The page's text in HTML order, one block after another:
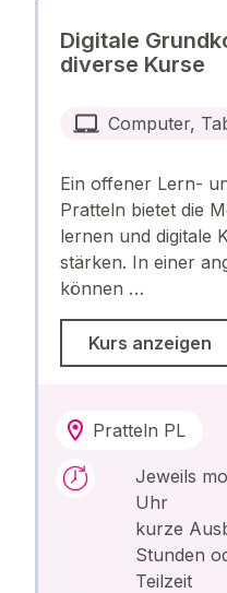
Digitale
diverse Kurse
Computer,
Ein offener Lern-
Pratteln bietet die
lernen und digitale
stärken. In einer
können …
Kurs anzeigen
Pratteln PL
Jeweils
Uhr
kurze
Stunden
Teilzeit